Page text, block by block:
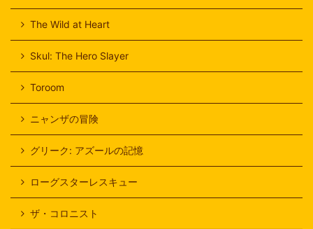
The Wild at Heart
Skul: The Hero Slayer
Toroom
ニャンザの冒険
グリーク: アズールの記憶
ローグスターレスキュー
ザ・コロニスト